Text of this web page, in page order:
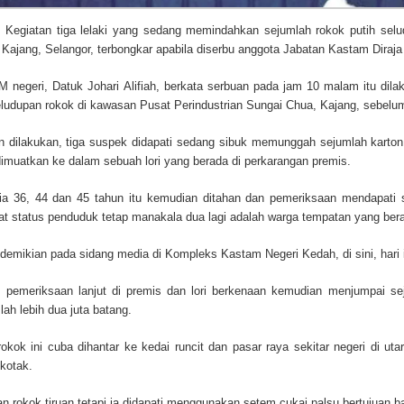
Kegiatan tiga lelaki yang sedang memindahkan sejumlah rokok putih
Selangor, terbongkar apabila diserbu anggota Jabatan Kastam
negeri, Datuk Johari Alifiah, berkata serbuan pada jam 10 malam itu
rokok di kawasan Pusat Perindustrian Sungai Chua, Kajang,
dilakukan, tiga suspek didapati sedang sibuk memunggah sejumlah
ke dalam sebuah lori yang berada di perkarangan premis.
36, 44 dan 45 tahun itu kemudian ditahan dan pemeriksaan
status penduduk tetap manakala dua lagi adalah warga tempatan yang
pada sidang media di Kompleks Kastam Negeri Kedah, di sini, hari
pemeriksaan lanjut di premis dan lori berkenaan kemudian menjumpai
lebih dua juta batang.
ini cuba dihantar ke kedai runcit dan pasar raya sekitar negeri di